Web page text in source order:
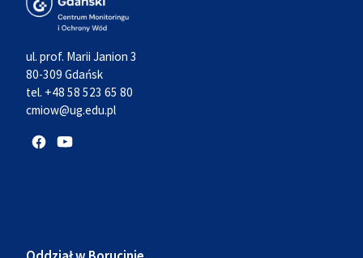
ul. prof. Marii Janion 3
80-309 Gdańsk
tel. +48 58 523 65 80
cmiow@ug.edu.pl